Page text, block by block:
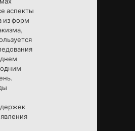
аспекты
из форм